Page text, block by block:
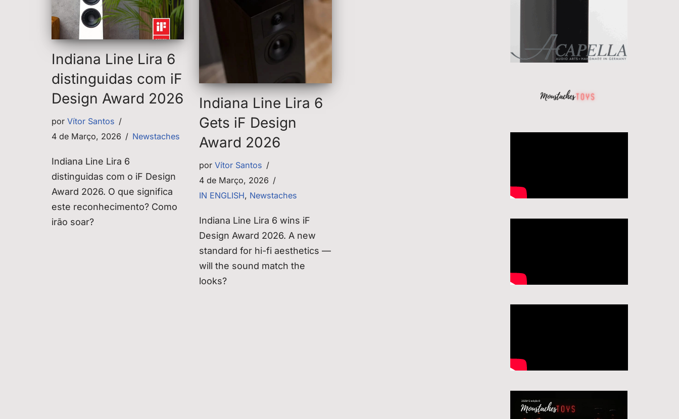
Indiana Line Lira 6
distinguidas com iF
Design Award 2026
por Vítor Santos
4 de Março, 2026
Newstaches
Indiana Line Lira 6
distinguidas com o iF Design
Award 2026. O que significa
este reconhecimento? Como
irão soar?
Indiana Line Lira 6
Gets iF Design
Award 2026
porVítor Santos
4 de Março, 2026
IN ENGLISH, Newstaches
Indiana Line Lira 6 wins iF
Design Award 2026. A new
standard for hi-fi aesthetics —
will the sound match the
looks?